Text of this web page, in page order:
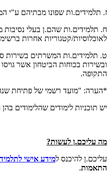
ז. תלמידים.ות שפונו מבתיהם ע"י
ח. תלמידים.ות שהם.ן בעלי נסיבות
לאוכלוסיות/קטגוריות אחרות
ט. תלמידים.ות המשרתים בשירות
ובשירות בכוחות הביטחון אשר
התקופה.
*הערה: "מועד רשמי של פתיחת שנה"ל
יש תוכניות לימודים שהלימודים
מה עליכם.ן לעשות?
עליכם.ן להיכנס למידע אישי לתלמיד
התאמות.